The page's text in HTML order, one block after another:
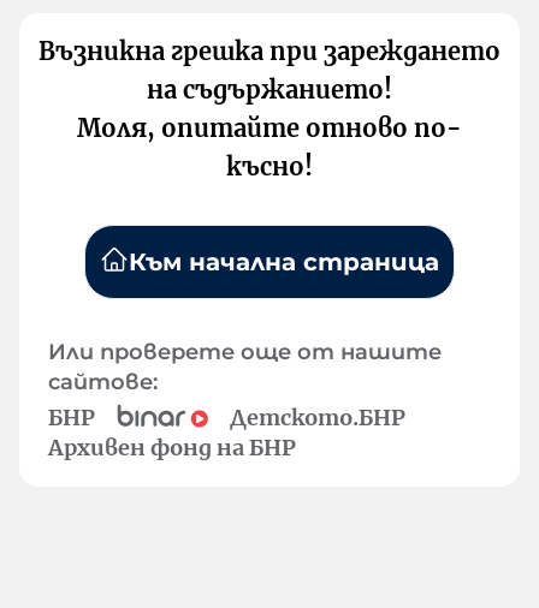
Възникна грешка при зареждането
на съдържанието!
Моля, опитайте отново по-
късно!
Към начална страница
Или проверете още от нашите
сайтове:
БНР
Детското.БНР
Архивен фонд на БНР